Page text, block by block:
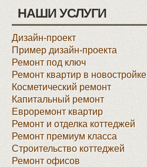
НАШИ УСЛУГИ
Дизайн-проект
Пример дизайн-проекта
Ремонт под ключ
Ремонт квартир в новостройке
Косметический ремонт
Капитальный ремонт
Евроремонт квартир
Ремонт и отделка коттеджей
Ремонт премиум класса
Строительство коттеджей
Ремонт офисов